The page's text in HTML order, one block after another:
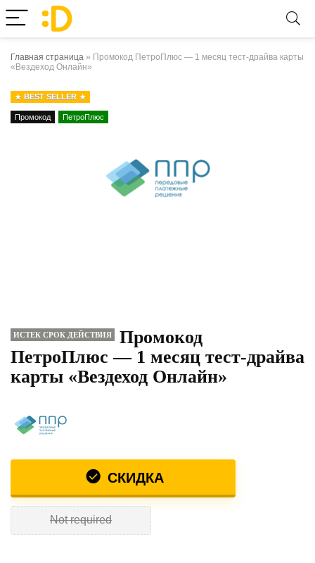
Главная страница » Промокод ПетроПлюс — 1 месяц тест-драйва карты
«Вездеход Онлайн»
BEST SELLER
Промокод ПетроПлюс
ИСТЕК СРОК ДЕЙСТВИЯ
Промокод
ПетроПлюс — 1 месяц тест-драйва
карты «Вездеход Онлайн»
СКИДКА
Not required